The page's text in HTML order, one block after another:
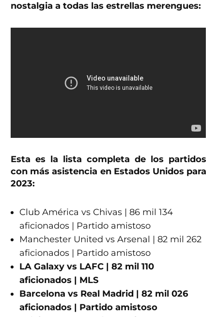
nostalgia a todas las estrellas merengues:
Esta es la lista completa de los partidos
con más asistencia en Estados Unidos para
2023:
Club América vs Chivas | 86 mil 134
aficionados | Partido amistoso
Manchester United vs Arsenal | 82 mil 262
aficionados | Partido amistoso
LA Galaxy vs LAFC | 82 mil 110
aficionados | MLS
Barcelona vs Real Madrid | 82 mil 026
aficionados | Partido amistoso